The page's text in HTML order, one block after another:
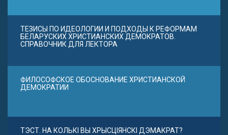
ТЕЗИСЫ ПО ИДЕОЛОГИИ И ПОДХОДЫ К РЕФОРМАМ
БЕЛАРУСКИХ ХРИСТИАНСКИХ ДЕМОКРАТОВ.
СПРАВОЧНИК ДЛЯ ЛЕКТОРА
ФИЛОСОФСКОЕ ОБОСНОВАНИЕ ХРИСТИАНСКОЙ
ДЕМОКРАТИИ
ТЭСТ. НА КОЛЬКІ ВЫ ХРЫСЦІЯНСКІ ДЭМАКРАТ?